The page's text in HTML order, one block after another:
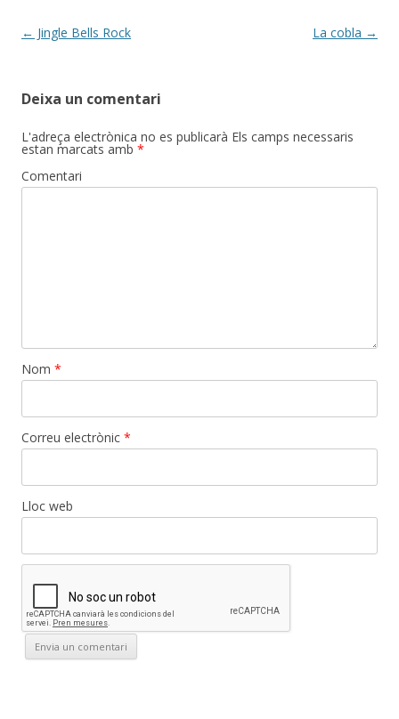
k
Post
← Jingle Bells Rock La cobla →
Deixa un comentari
L'adreça electrònica no es publicarà Els camps necessaris
estan marcats amb *
Comentari
Nom *
Correu electrònic *
Lloc web